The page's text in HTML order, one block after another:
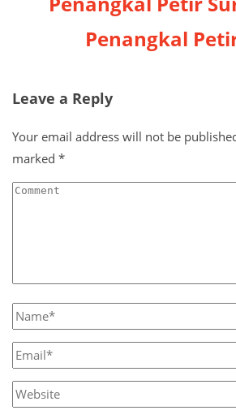
Penangkal
Leave a Reply
Your email address will not be
marked *